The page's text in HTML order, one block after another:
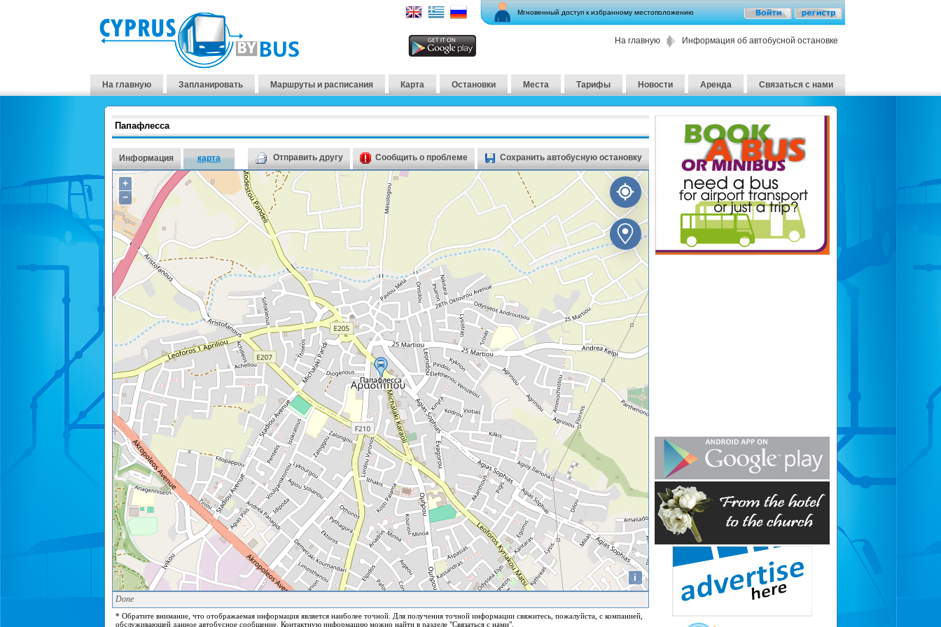
Мгновенный доступ к избранному местоположению
На главную Информация об автобусной остановке
На главную Запланировать Маршруты и расписания Карта Остановки Места Тарифы Новости Аренда Связаться с нами
Папафлесса
Информация карта Отправить другу Сообщить о проблеме Сохранить автобусную остановку
+
−
i
Done
* Обратите внимание, что отображаемая информация является наиболее точной. Для получения точной информации свяжитесь, пожалуйста, с компанией,
обслуживающей данное автобусное сообщение. Контактную информацию можно найти в разделе "Связаться с нами".